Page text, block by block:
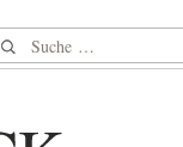
Suche nach: